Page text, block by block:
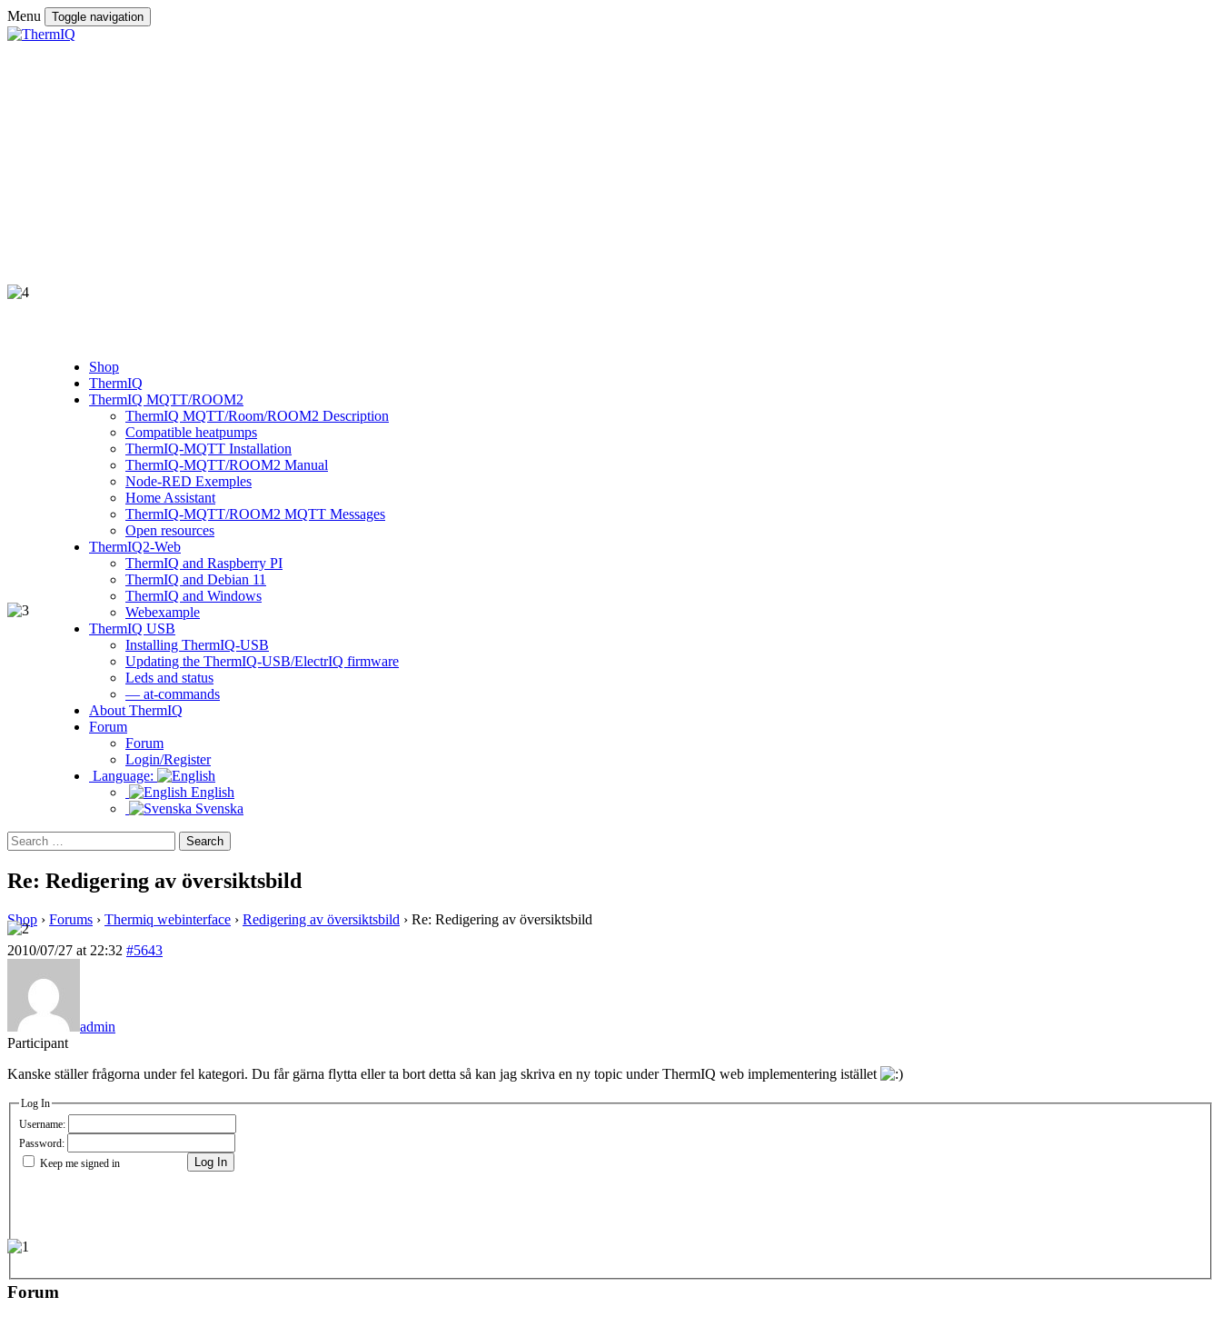
Menu Toggle navigation
Shop
ThermIQ
ThermIQ MQTT/ROOM2
ThermIQ MQTT/Room/ROOM2 Description
Compatible heatpumps
ThermIQ-MQTT Installation
ThermIQ-MQTT/ROOM2 Manual
Node-RED Exemples
Home Assistant
ThermIQ-MQTT/ROOM2 MQTT Messages
Open resources
ThermIQ2-Web
ThermIQ and Raspberry PI
ThermIQ and Debian 11
ThermIQ and Windows
Webexample
ThermIQ USB
Installing ThermIQ-USB
Updating the ThermIQ-USB/ElectrIQ firmware
Leds and status
— at-commands
About ThermIQ
Forum
Forum
Login/Register
Language:
English
Svenska
Search
for:
Re: Redigering av översiktsbild
Shop › Forums › Thermiq webinterface › Redigering av översiktsbild › Re: Redigering av översiktsbild
2010/07/27 at 22:32 #5643
admin
Participant
Kanske ställer frågorna under fel kategori. Du får gärna flytta eller ta bort detta så kan jag skriva en ny topic under ThermIQ web implementering istället
Log In
Username:
Password:
Keep me signed in
Log In
Forum